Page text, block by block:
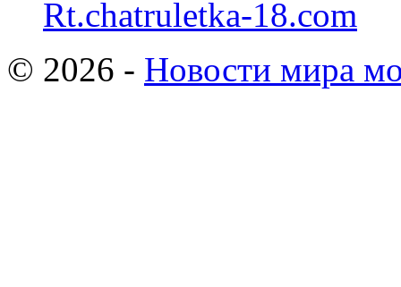
Rt.chatruletka-18.com
© 2026 - Новости мира